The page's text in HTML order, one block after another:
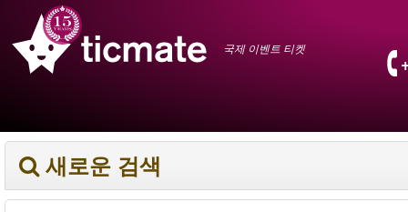
국제 이벤트 티켓
새로운 검색